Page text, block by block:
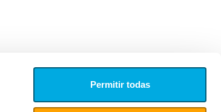
Permitir todas